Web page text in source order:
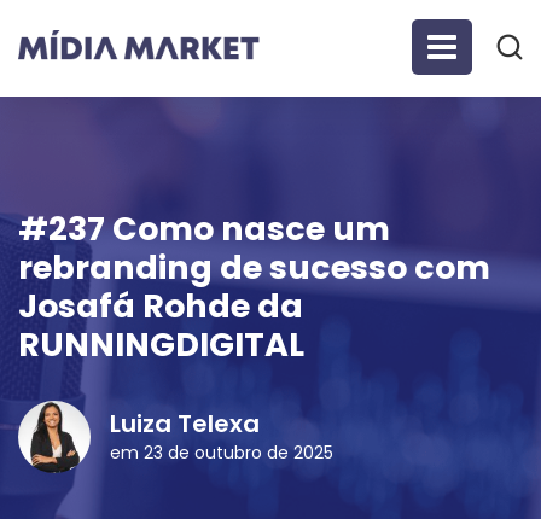
#237 Como nasce um
rebranding de sucesso com
Josafá Rohde da
RUNNINGDIGITAL
Luiza Telexa
em 23 de outubro de 2025